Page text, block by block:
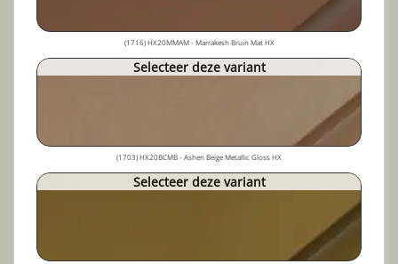
(1716) HX20MMAM - Marrakesh Bruin Mat HX
Selecteer deze variant
(1703) HX20BCMB - Ashen Beige Metallic Gloss HX
Selecteer deze variant